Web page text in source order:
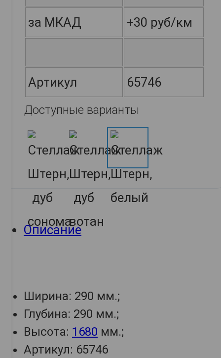
за МКАД +30 руб/км
Артикул 65746
Доступные варианты
Описание
Ширина: 290 мм.;
Глубина: 290 мм.;
Высота: 1680 мм.;
Артикул: 65746